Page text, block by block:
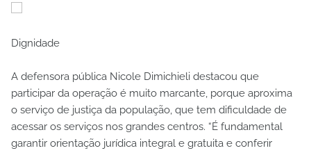
Dignidade
A defensora pública Nicole Dimichieli destacou que
participar da operação é muito marcante, porque aproxima
o serviço de justiça da população, que tem dificuldade de
acessar os serviços nos grandes centros. “É fundamental
garantir orientação jurídica integral e gratuita e conferir